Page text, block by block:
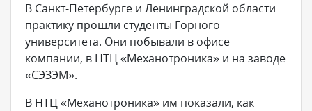
В Санкт-Петербурге и Ленинградской области
практику прошли студенты Горного
университета. Они побывали в офисе
компании, в НТЦ «Механотроника» и на заводе
«СЭЗЭМ».
В НТЦ «Механотроника» им показали, как